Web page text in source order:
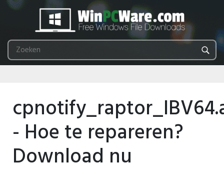
- Hoe te repareren?
Download nu